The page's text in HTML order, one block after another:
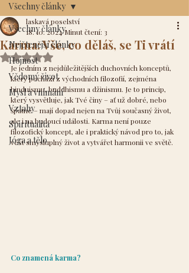
Všechny články
Nejčtenější články
Hojnost
Vědomý život
Mysl a vnímání
Vztahy
Spiritualita
Jóga a tělo
Všechny články
Karma: Vše, co děláš, se Ti vrátí
laskavá poselství
18. 10. 2024Minut čtení: 3
Hodnoceno NaN z 5 hvězdiček.
Je jedním z nejdůležitějších duchovních konceptů,
který pochází z východních filozofií, zejména
hinduismu, buddhismu a džinismu. Je to princip,
který vysvětluje, jak Tvé činy – ať už dobré, nebo
špatné – mají dopad nejen na Tvůj současný život,
ale i na budoucí události. Karma není pouze
filozofický koncept, ale i praktický návod pro to, jak
vést smysluplný život a vytvářet harmonii ve světě.
Co znamená karma?